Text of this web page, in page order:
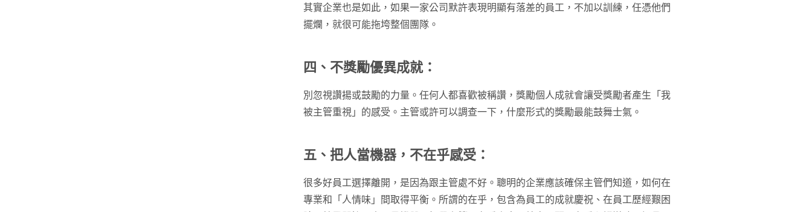
其實企業也是如此，如果一家公司默許表現明顯有落差的員工，不加以訓練，任憑他們
擺爛，就很可能拖垮整個團隊。
四、不獎勵優異成就：
別忽視讚揚或鼓勵的力量。任何人都喜歡被稱讚，獎勵個人成就會讓受獎勵者產生「我
被主管重視」的感受。主管或許可以調查一下，什麼形式的獎勵最能鼓舞士氣。
五、把人當機器，不在乎感受：
很多好員工選擇離開，是因為跟主管處不好。聰明的企業應該確保主管們知道，如何在
專業和「人情味」間取得平衡。所謂的在乎，包含為員工的成就慶祝、在員工歷經艱困